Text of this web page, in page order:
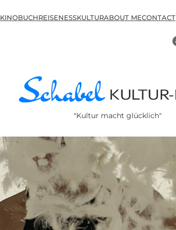
KINOBUCHREISENESSKULTURABOUT MECONTACT
"Kultur macht glücklich"